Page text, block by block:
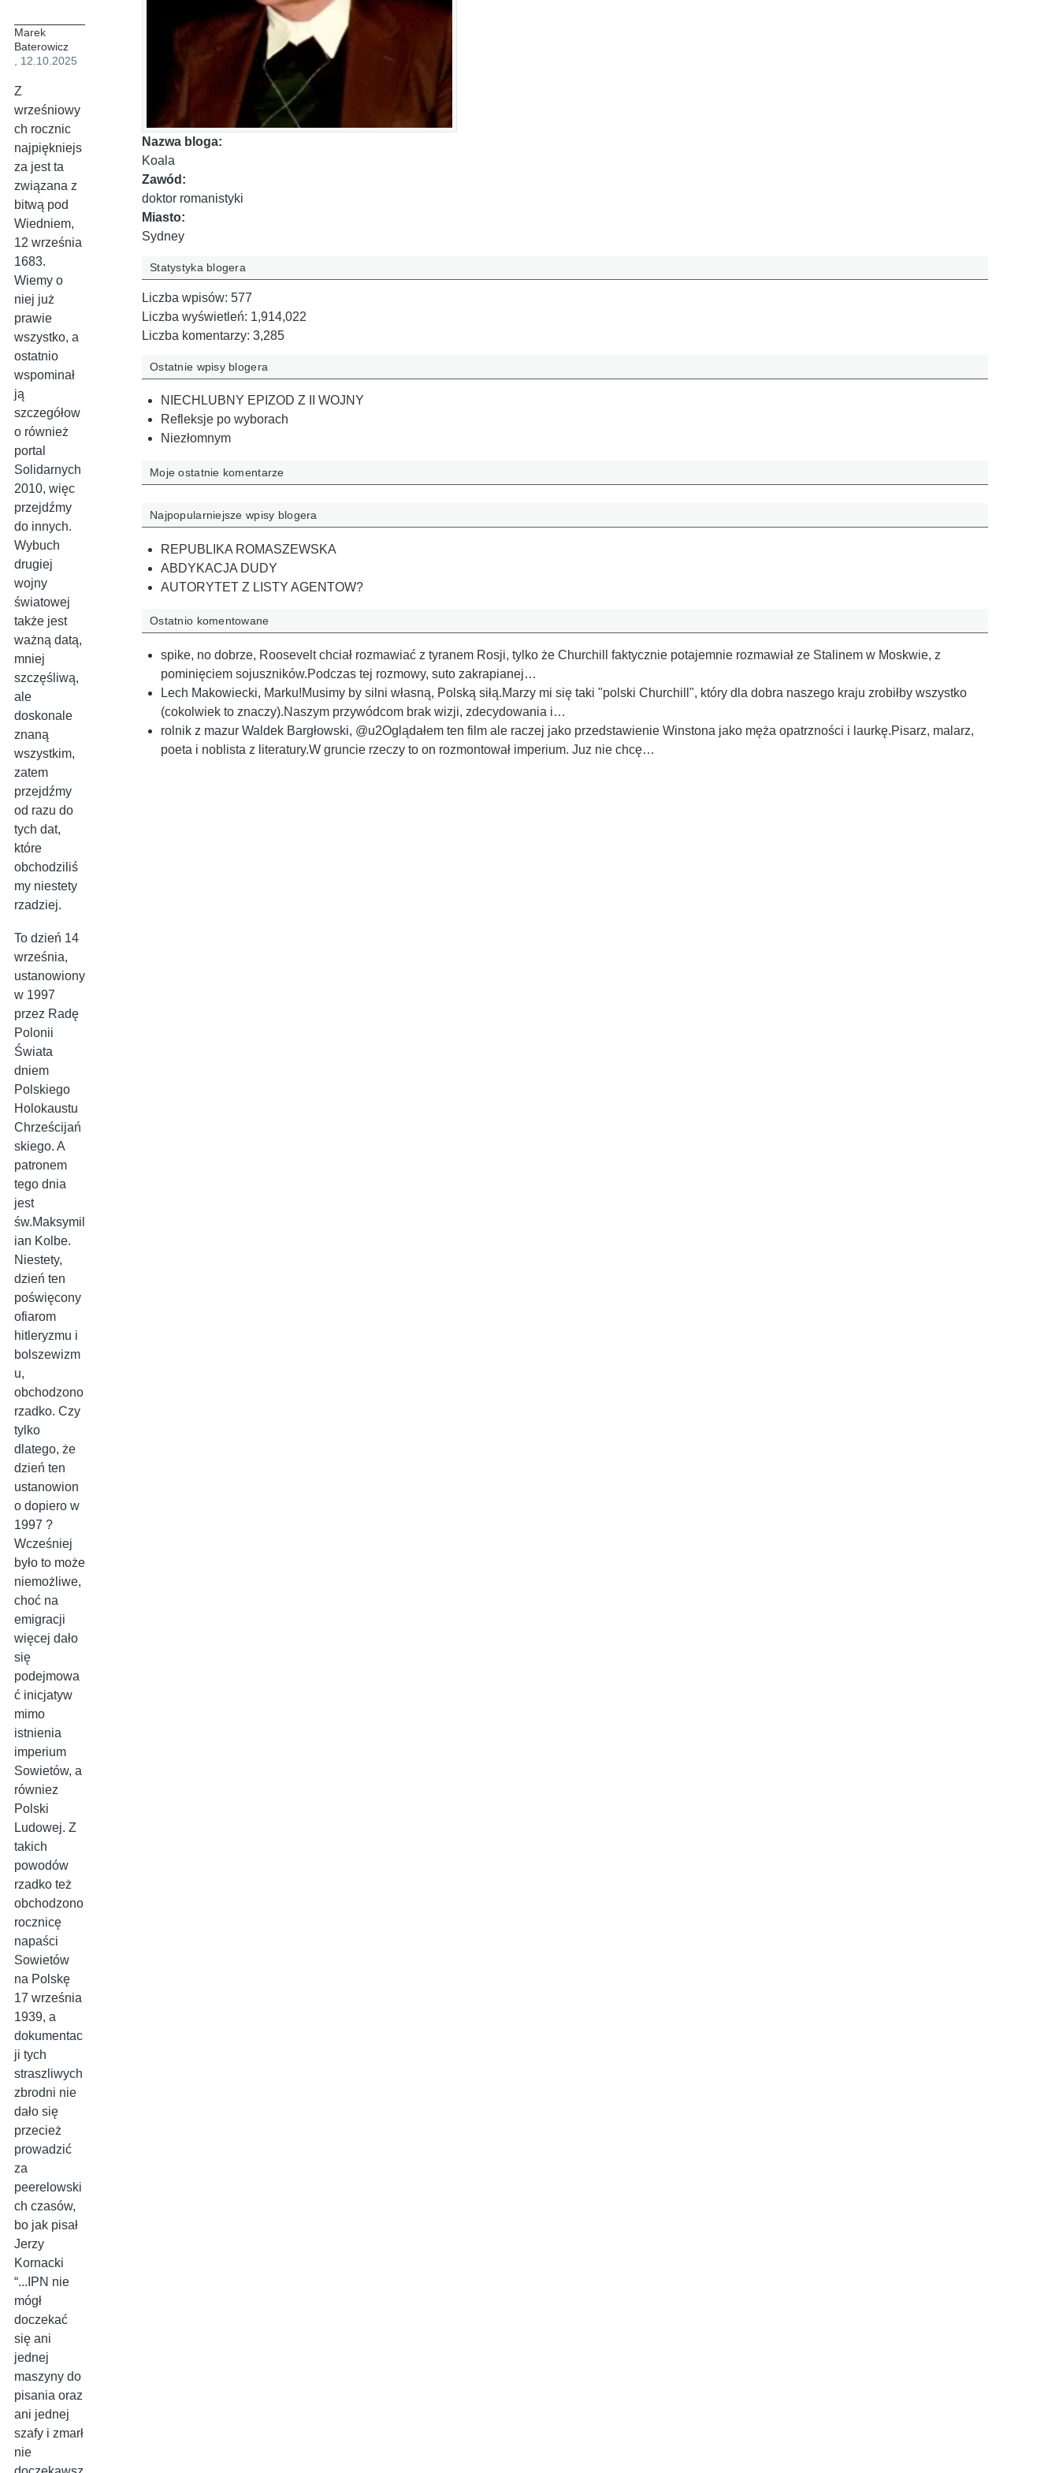
Marek
Baterowicz
, 12.10.2025
Z
wrześniowy
ch rocznic
najpiękniejs
za jest ta
związana z
bitwą pod
Wiedniem,
12 września
1683.
Wiemy o
niej już
prawie
wszystko, a
ostatnio
wspominał
ją
szczegółow
o również
portal
Solidarnych
2010, więc
przejdźmy
do innych.
Wybuch
drugiej
wojny
światowej
także jest
ważną datą,
mniej
szczęśliwą,
ale
doskonale
znaną
wszystkim,
zatem
przejdźmy
od razu do
tych dat,
które
obchodziliś
my niestety
rzadziej.
To dzień 14
września,
ustanowiony
w 1997
przez Radę
Polonii
Świata
dniem
Polskiego
Holokaustu
Chrześcijań
skiego. A
patronem
tego dnia
jest
św.Maksymil
ian Kolbe.
Niestety,
dzień ten
poświęcony
ofiarom
hitleryzmu i
bolszewizm
u,
obchodzono
rzadko. Czy
tylko
dlatego, że
dzień ten
ustanowion
o dopiero w
1997 ?
Wcześniej
było to może
niemożliwe,
choć na
emigracji
więcej dało
się
podejmowa
ć inicjatyw
mimo
istnienia
imperium
Sowietów, a
równiez
Polski
Ludowej. Z
takich
powodów
rzadko też
obchodzono
rocznicę
napaści
Sowietów
na Polskę
17 września
1939, a
dokumentac
ji tych
straszliwych
zbrodni nie
dało się
przecież
prowadzić
za
peerelowski
ch czasów,
bo jak pisał
Jerzy
Kornacki
“...IPN nie
mógł
doczekać
się ani
jednej
maszyny do
pisania oraz
ani jednej
szafy i zmarł
nie
Nazwa bloga:
Koala
Zawód:
doktor romanistyki
Miasto:
Sydney
Statystyka blogera
Liczba wpisów: 577
Liczba wyświetleń: 1,914,022
Liczba komentarzy: 3,285
Ostatnie wpisy blogera
NIECHLUBNY EPIZOD Z II WOJNY
Refleksje po wyborach
Niezłomnym
Moje ostatnie komentarze
Najpopularniejsze wpisy blogera
REPUBLIKA ROMASZEWSKA
ABDYKACJA DUDY
AUTORYTET Z LISTY AGENTOW?
Ostatnio komentowane
spike, no dobrze, Roosevelt chciał rozmawiać z tyranem Rosji, tylko że Churchill faktycznie potajemnie rozmawiał ze Stalinem w Moskwie, z
pominięciem sojuszników.Podczas tej rozmowy, suto zakrapianej…
Lech Makowiecki, Marku!Musimy by silni własną, Polską siłą.Marzy mi się taki "polski Churchill", który dla dobra naszego kraju zrobiłby wszystko
(cokolwiek to znaczy).Naszym przywódcom brak wizji, zdecydowania i…
rolnik z mazur Waldek Bargłowski, @u2Oglądałem ten film ale raczej jako przedstawienie Winstona jako męża opatrzności i laurkę.Pisarz, malarz,
poeta i noblista z literatury.W gruncie rzeczy to on rozmontował imperium. Juz nie chcę…